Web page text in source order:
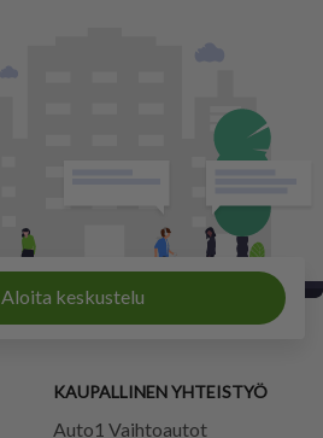
Aloita keskustelu
KAUPALLINEN YHTEISTYÖ
Auto1 Vaihtoautot